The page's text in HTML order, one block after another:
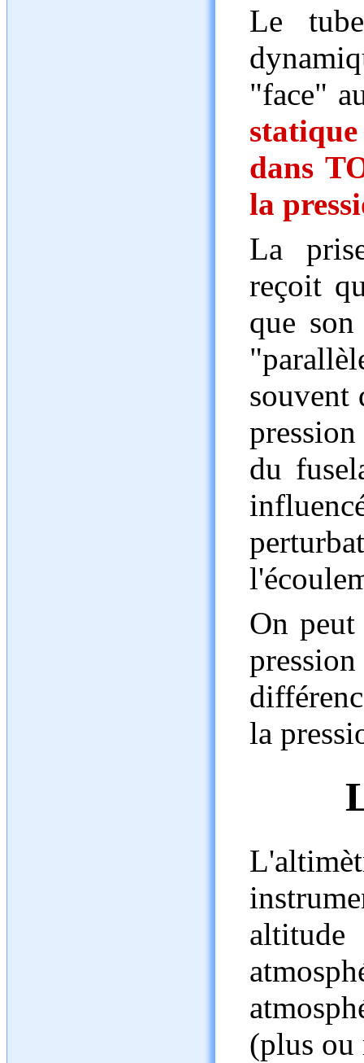
Le
"face"
dans
la
La
reçoit
que
souvent
du
On
la
(plus ou